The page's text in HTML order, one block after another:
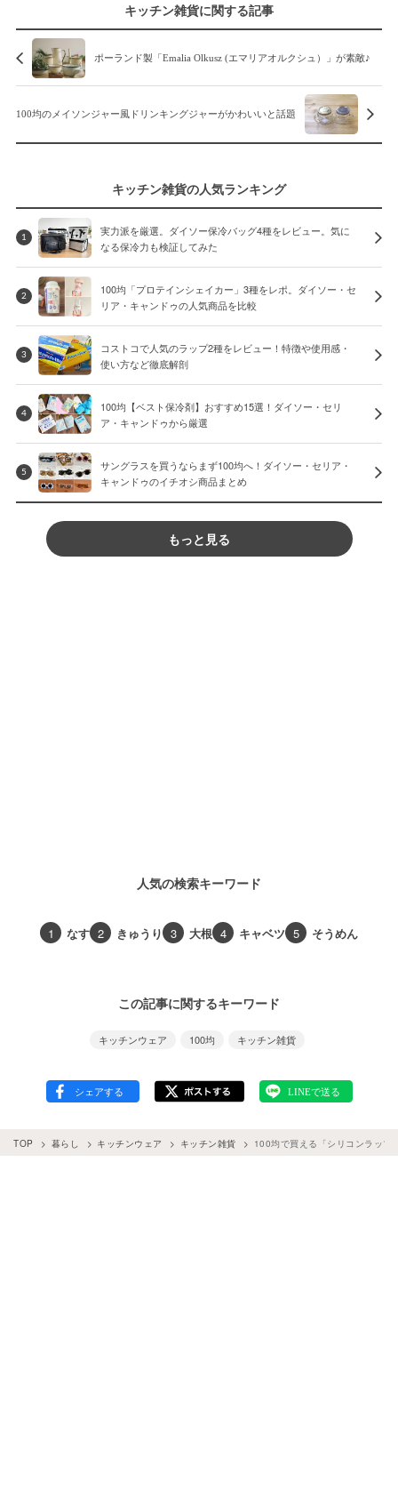
キッチン雑貨に関する記事
ポーランド製「Emalia Olkusz (エマリアオルクシュ）」が素敵♪
100均のメイソンジャー風ドリンキングジャーがかわいいと話題
キッチン雑貨の人気ランキング
1
実力派を厳選。ダイソー保冷バッグ4種をレビュー。気に
なる保冷力も検証してみた
2
100均「プロテインシェイカー」3種をレポ。ダイソー・セ
リア・キャンドゥの人気商品を比較
3
コストコで人気のラップ2種をレビュー！特徴や使用感・
使い方など徹底解剖
4
100均【ベスト保冷剤】おすすめ15選！ダイソー・セリ
ア・キャンドゥから厳選
5
サングラスを買うならまず100均へ！ダイソー・セリア・
キャンドゥのイチオシ商品まとめ
もっと見る
人気の検索キーワード
1 なす 2 きゅうり 3 大根 4 キャベツ 5 そうめん
この記事に関するキーワード
キッチンウェア 100均 キッチン雑貨
TOP 暮らし キッチンウェア キッチン雑貨 100均で買える「シリコンラップ